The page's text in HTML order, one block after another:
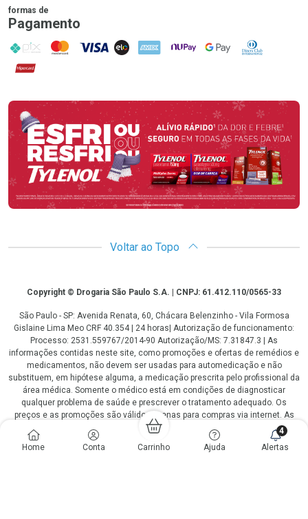
Home Conta Carrinho Ajuda Alertas
4
formas de
Pagamento
PIX MasterCard
VISA ELO AMEX NuPay Google PayDiners Club
Hipercard
Promoção em Destaque
Voltar ao Topo
CopyrightCopyright © Drogaria São Paulo S.A. | CNPJ: 61.412.110/0565-33
São Paulo - SP: Avenida Renata, 60, Chácara Belenzinho - Vila Formosa
Gislaine Lima Meo CRF 40.354 | 24 horas| Autorização de funcionamento:
Processo: 2531.559767/2014-90 Autorização/MS: 7.31847.3 | As
informações contidas neste site, como promoções e ofertas de remédios e
medicamentos, não devem ser usadas para automedicação e não
substituem, em hipótese alguma, a medicação prescrita pelo profissional da
área médica. Somente o médico está em condições de diagnosticar
qualquer problema de saúde e prescrever o tratamento adequado. Os
preços e as promoções são válidos apenas para compras via internet. As
fotos contidas em nosso site são meramente ilustrativas. *Preços e
disponibilidade sujeitos a alterações no decorrer do dia. Antibióticos e
antimicrobianos vendas apenas em lojas físicas ou televendas. Portaria nº